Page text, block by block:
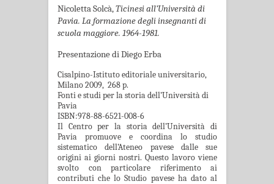
Nicoletta Solcà,Ticinesi all’Università di
Pavia. La formazione degli insegnanti di
scuola maggiore. 1964-1981.
Presentazione di Diego Erba
Cisalpino-Istituto editoriale universitario,
Milano 2009, 268 p.
Fonti e studi per la storia dell’Università di
Pavia
ISBN:978-88-6521-008-6
Il Centro per la storia dell’Università di
Pavia promuove e coordina lo studio
sistematico dell’Ateneo pavese dalle sue
origini ai giorni nostri. Questo lavoro viene
svolto con particolare riferimento ai
contributi che lo Studio pavese ha dato al